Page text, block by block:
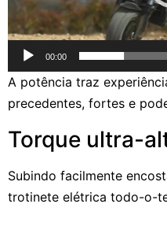
00:00
A potência traz
precedentes, fortes e
Torque ultra-
Subindo facilmente
trotinete elétrica todo-o-